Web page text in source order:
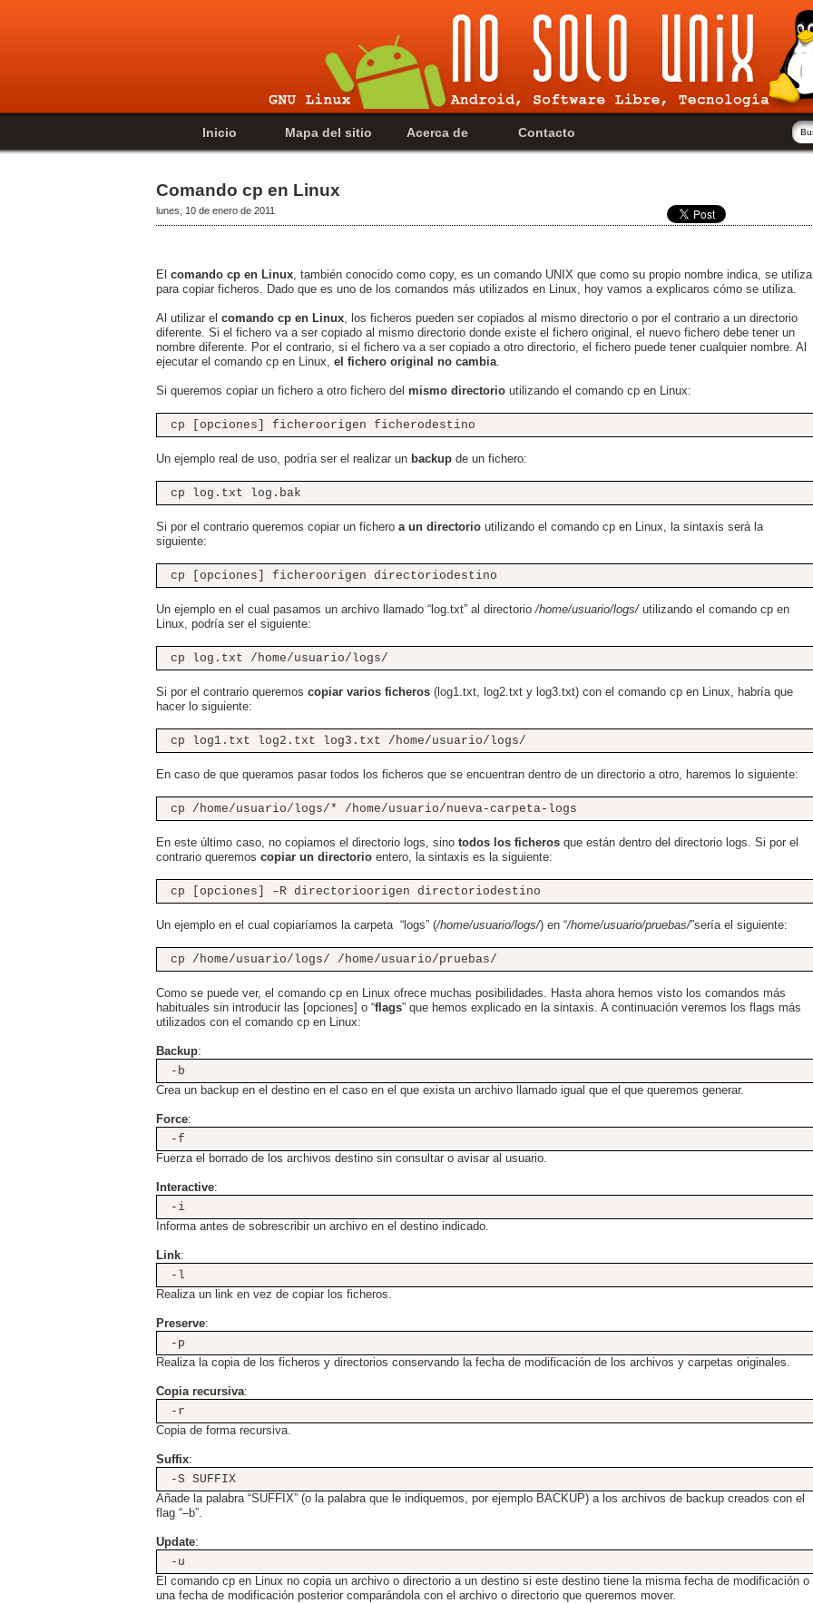
Inicio Mapa del sitio Acerca de Contacto
Comando cp en Linux
lunes, 10 de enero de 2011
El comando cp en Linux , también conocido como copy, es un comando UNIX que como su propio nombre indica, se utiliza
para copiar ficheros. Dado que es uno de los comandos más utilizados en Linux, hoy vamos a explicaros cómo se utiliza.
Al utilizar el comando cp en Linux , los ficheros pueden ser copiados al mismo directorio o por el contrario a un directorio
diferente. Si el fichero va a ser copiado al mismo directorio donde existe el fichero original, el nuevo fichero debe tener un
nombre diferente. Por el contrario, si el fichero va a ser copiado a otro directorio, el fichero puede tener cualquier nombre. Al
ejecutar el comando cp en Linux, el fichero original no cambia
Si queremos copiar un fichero a otro fichero del mismo directorio utilizando el comando cp en Linux:
cp [opciones] ficheroorigen ficherodestino
Un ejemplo real de uso, podría ser el realizar un backup de un fichero:
cp log.txt log.bak
Si por el contrario queremos copiar un fichero a un directorio utilizando el comando cp en Linux, la sintaxis será la
siguiente:
cp [opciones] ficheroorigen directoriodestino
Un ejemplo en el cual pasamos un archivo llamado “log.txt” al directorio /home/usuario/logs/utilizando el comando cp en
Linux, podría ser el siguiente:
cp log.txt /home/usuario/logs/
Si por el contrario queremos copiar varios ficheros (log1.txt, log2.txt y log3.txt) con el comando cp en Linux, habría que
hacer lo siguiente:
cp log1.txt log2.txt log3.txt /home/usuario/logs/
En caso de que queramos pasar todos los ficheros que se encuentran dentro de un directorio a otro, haremos lo siguiente:
cp /home/usuario/logs/* /home/usuario/nueva-carpeta-logs
En este último caso, no copiamos el directorio logs, sino todos los ficheros que están dentro del directorio logs. Si por el
contrario queremos copiar un directorio entero, la sintaxis es la siguiente:
cp [opciones] –R directorioorigen directoriodestino
Un ejemplo en el cual copiaríamos la carpeta “logs” (/home/usuario/logs/) en “/home/usuario/pruebas/”sería el siguiente:
cp /home/usuario/logs/ /home/usuario/pruebas/
Como se puede ver, el comando cp en Linux ofrece muchas posibilidades. Hasta ahora hemos visto los comandos más
habituales sin introducir las [opciones] o “flags” que hemos explicado en la sintaxis. A continuación veremos los flags más
utilizados con el comando cp en Linux:
Backup:
-b
Crea un backup en el destino en el caso en el que exista un archivo llamado igual que el que queremos generar.
Force:
-f
Fuerza el borrado de los archivos destino sin consultar o avisar al usuario.
Interactive:
-i
Informa antes de sobrescribir un archivo en el destino indicado.
Link:
-l
Realiza un link en vez de copiar los ficheros.
Preserve:
-p
Realiza la copia de los ficheros y directorios conservando la fecha de modificación de los archivos y carpetas originales.
Copia recursiva:
-r
Copia de forma recursiva.
Suffix:
-S SUFFIX
Añade la palabra “SUFFIX” (o la palabra que le indiquemos, por ejemplo BACKUP) a los archivos de backup creados con el
flag “–b”.
Update:
-u
El comando cp en Linux no copia un archivo o directorio a un destino si este destino tiene la misma fecha de modificación o
una fecha de modificación posterior comparándola con el archivo o directorio que queremos mover.